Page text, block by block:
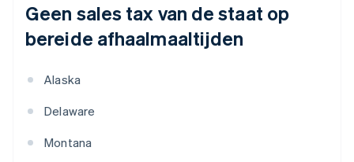
Geen sales tax van de staat op
bereide afhaalmaaltijden
Alaska
Delaware
Montana